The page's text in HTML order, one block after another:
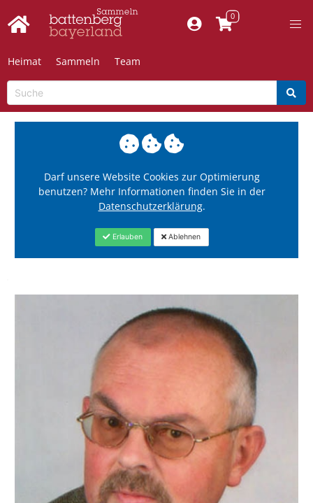
Heimat Sammeln Team
Darf unsere Website Cookies zur Optimierung
benutzen? Mehr Informationen finden Sie in der
Datenschutzerklärung.
Erlauben Ablehnen